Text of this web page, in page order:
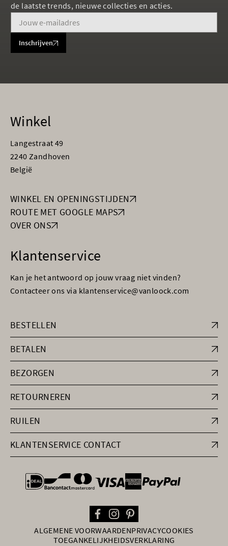
de laatste trends, nieuwe collecties en acties.
Inschrijven
Winkel
Langestraat 49
2240 Zandhoven
België
WINKEL EN OPENINGSTIJDEN
ROUTE MET GOOGLE MAPS
OVER ONS
Klantenservice
Kan je het antwoord op jouw vraag niet vinden?
Contacteer ons via klantenservice@vanloock.com
BESTELLEN
BETALEN
BEZORGEN
RETOURNEREN
RUILEN
KLANTENSERVICE CONTACT
general.paymentOptions
ALGEMENE VOORWAARDENPRIVACYCOOKIES
TOEGANKELIJKHEIDSVERKLARING